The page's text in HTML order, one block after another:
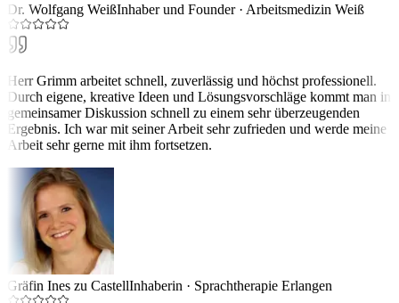
Dr. Wolfgang WeißInhaber und Founder· Arbeitsmedizin Weiß
Herr Grimm arbeitet schnell, zuverlässig und höchst professionell.
Durch eigene, kreative Ideen und Lösungsvorschläge kommt man in
gemeinsamer Diskussion schnell zu einem sehr überzeugenden
Ergebnis. Ich war mit seiner Arbeit sehr zufrieden und werde meine
Arbeit sehr gerne mit ihm fortsetzen.
Gräfin Ines zu CastellInhaberin · Sprachtherapie Erlangen